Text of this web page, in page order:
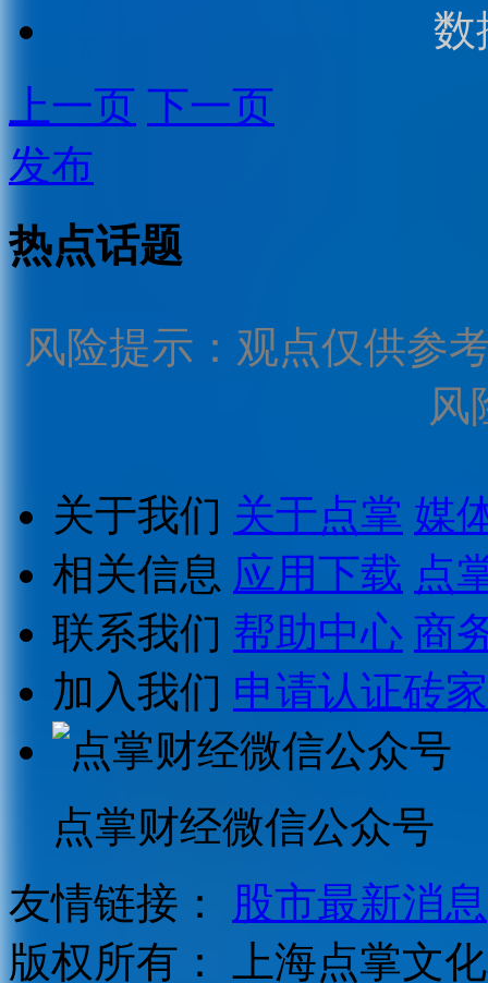
数
上一页 下一页
发布
热点话题
风险提示：观点仅供参
风
关于我们 关于点掌 媒
相关信息 应用下载 点
联系我们 帮助中心 商
加入我们 申请认证砖家
点掌财经微信公众号
友情链接：
股市最新消息
版权所有：
上海点掌文